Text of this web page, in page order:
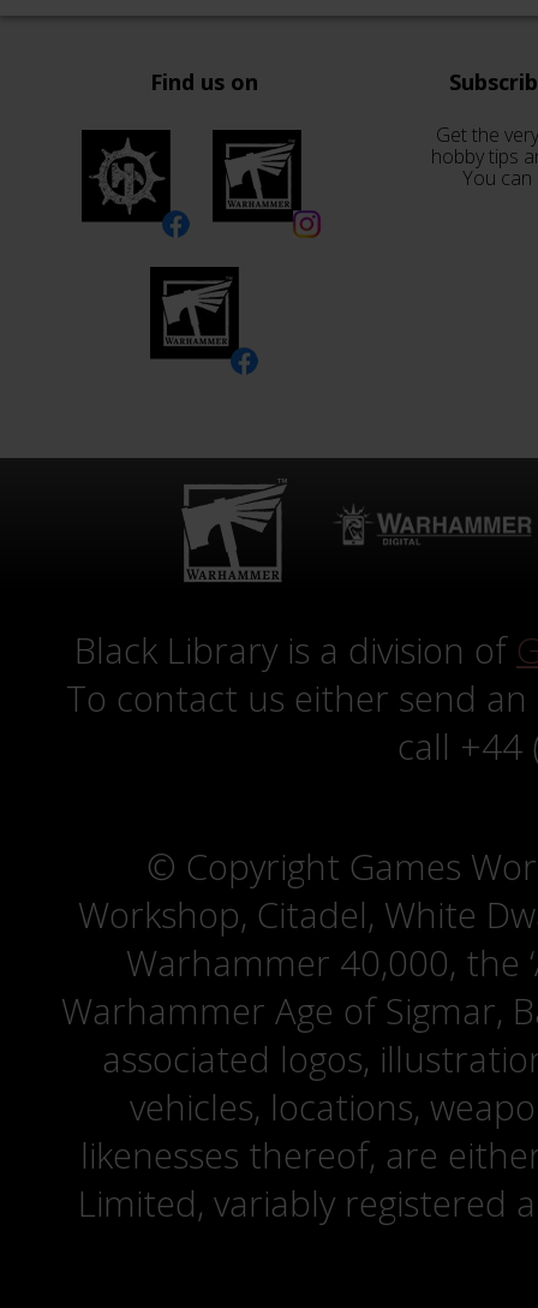
Find us on
Get the
hobby tips
You
Black Library is a division of
To contact us either send
call +44
© Copyright Games
Workshop, Citadel, White
Warhammer 40,000, the
Warhammer Age of Sigmar,
associated logos,
vehicles, locations,
likenesses thereof, are
Limited, variably registered